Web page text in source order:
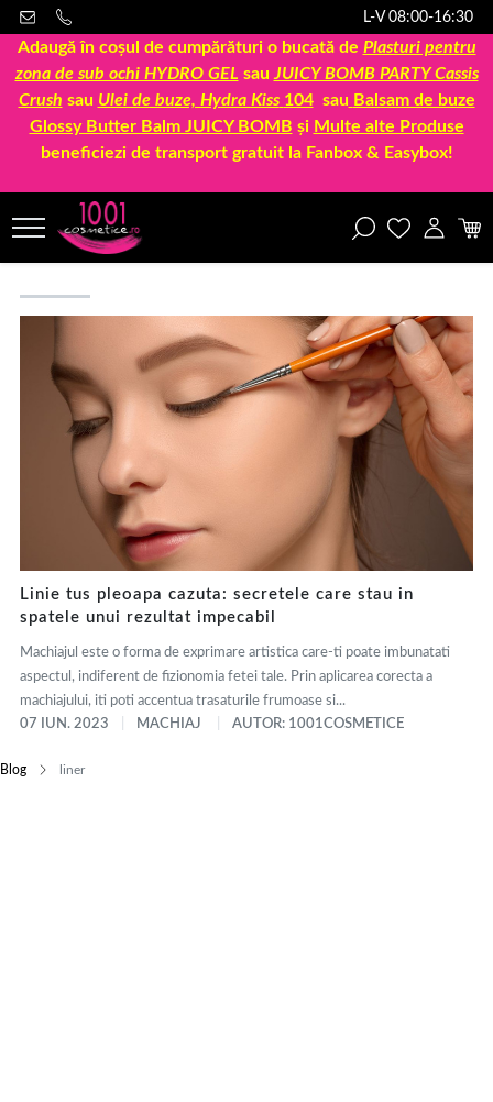
L-V 08:00-16:30
Adaugă în coșul de cumpărături o bucată de Plasturi pentru
zona de sub ochi HYDRO GEL sau JUICY BOMB PARTY Cassis
Crush sau Ulei de buze, Hydra Kiss 104sau Balsam de buze
Glossy Butter Balm JUICY BOMB și Multe alte Produse
beneficiezi de transport gratuit la Fanbox & Easybox!
Blog liner
Linie tus pleoapa cazuta: secretele care stau in
spatele unui rezultat impecabil
Machiajul este o forma de exprimare artistica care-ti poate imbunatati
aspectul, indiferent de fizionomia fetei tale. Prin aplicarea corecta a
machiajului, iti poti accentua trasaturile frumoase si...
07 IUN. 2023
MACHIAJ AUTOR: 1001COSMETICE